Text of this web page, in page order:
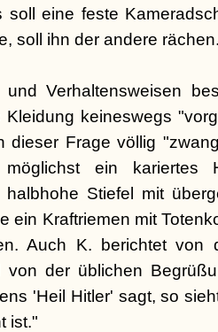
soll eine feste
soll ihn der andere
und Verhaltensweisen
keineswegs
dieser Frage völlig
ein kariertes
Stiefel mit
ein Kraftriemen mit
Auch K. berichtet von
von der üblichen
'Heil Hitler' sagt, so
ist."